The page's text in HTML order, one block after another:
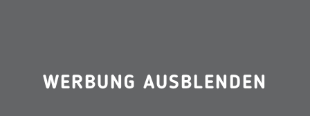
WERBUNG AUSBLENDEN